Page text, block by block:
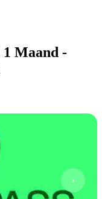
1 Maand -